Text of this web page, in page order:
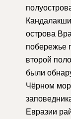
острова
побережье
второй
были
Чёрном
Евразии